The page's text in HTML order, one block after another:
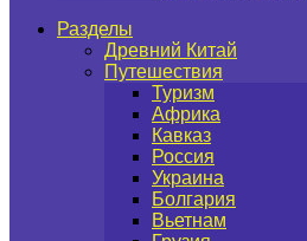
Разделы
Древний Китай
Путешествия
Туризм
Африка
Кавказ
Россия
Украина
Болгария
Вьетнам